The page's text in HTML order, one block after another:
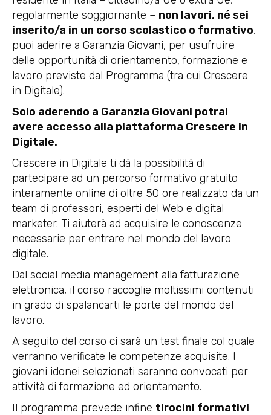
regolarmente soggiornante – non lavori, né sei
inserito/a in un corso scolastico o formativo,
puoi aderire a Garanzia Giovani, per usufruire
delle opportunità di orientamento, formazione e
lavoro previste dal Programma (tra cui Crescere
in Digitale).
Solo aderendo a Garanzia Giovani potrai
avere accesso alla piattaforma Crescere in
Digitale.
Crescere in Digitale ti dà la possibilità di
partecipare ad un percorso formativo gratuito
interamente online di oltre 50 ore realizzato da un
team di professori, esperti del Web e digital
marketer. Ti aiuterà ad acquisire le conoscenze
necessarie per entrare nel mondo del lavoro
digitale.
Dal social media management alla fatturazione
elettronica, il corso raccoglie moltissimi contenuti
in grado di spalancarti le porte del mondo del
lavoro.
A seguito del corso ci sarà un test finale col quale
verranno verificate le competenze acquisite. I
giovani idonei selezionati saranno convocati per
attività di formazione ed orientamento.
Il programma prevede infine tirocini formativi